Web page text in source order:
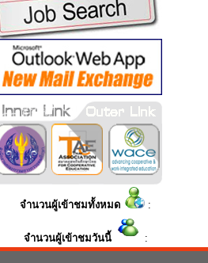
จำนวนผู้เข้าชมทั้งหมด :
จำนวนผู้เข้าชมวันนี้ :